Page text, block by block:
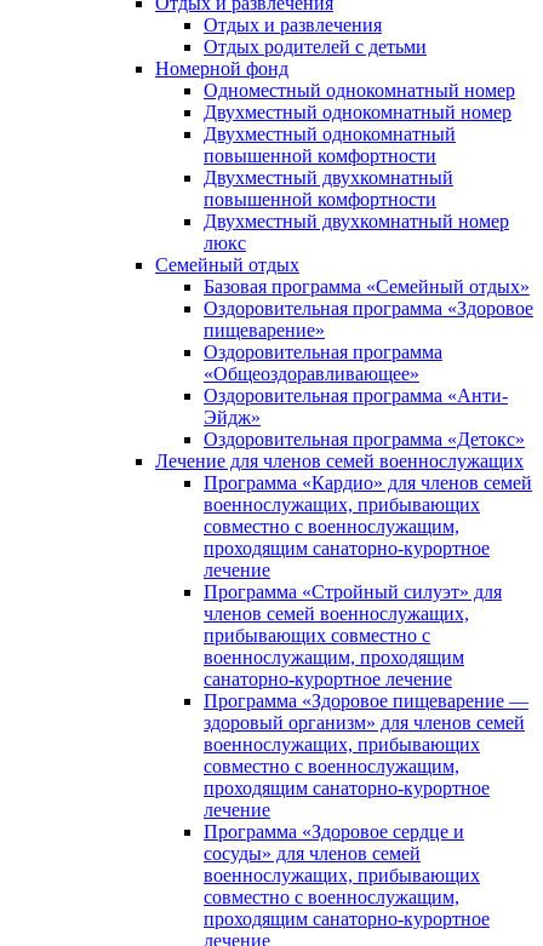
Отдых и развлечения
Отдых родителей с детьми
Номерной фонд
Одноместный однокомнатный номер
Двухместный однокомнатный номер
Двухместный однокомнатный
повышенной комфортности
Двухместный двухкомнатный
повышенной комфортности
Двухместный двухкомнатный номер
люкс
Семейный отдых
Базовая программа «Семейный отдых»
Оздоровительная программа «Здоровое
пищеварение»
Оздоровительная программа
«Общеоздоравливающее»
Оздоровительная программа «Анти-
Эйдж»
Оздоровительная программа «Детокс»
Лечение для членов семей военнослужащих
Программа «Кардио» для членов семей
военнослужащих, прибывающих
совместно с военнослужащим,
проходящим санаторно-курортное
лечение
Программа «Стройный силуэт» для
членов семей военнослужащих,
прибывающих совместно с
военнослужащим, проходящим
санаторно-курортное лечение
Программа «Здоровое пищеварение —
здоровый организм» для членов семей
военнослужащих, прибывающих
совместно с военнослужащим,
проходящим санаторно-курортное
лечение
Программа «Здоровое сердце и
сосуды» для членов семей
военнослужащих, прибывающих
совместно с военнослужащим,
проходящим санаторно-курортное
лечение